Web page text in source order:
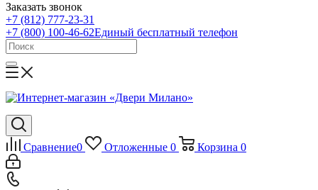
Заказать звонок
+7 (812) 777-23-31
+7 (800) 100-46-62Единый бесплатный телефон
Сравнение0 Отложенные 0 Корзина 0